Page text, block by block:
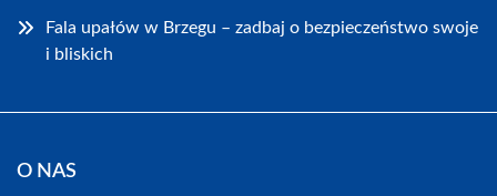
Fala upałów w Brzegu – zadbaj o bezpieczeństwo swoje
i bliskich
O NAS